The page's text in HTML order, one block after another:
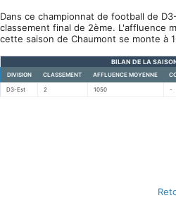
Dans ce championnat de football de
classement final de 2ème. L'affluence
cette saison de Chaumont se monte à
BILAN DE LA
DIVISION CLASSEMENT AFFLUENCE MOYENNE
D3-Est 2 1050 -